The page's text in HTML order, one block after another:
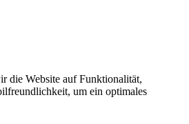
die Website auf Funktionalität,
um ein optimales